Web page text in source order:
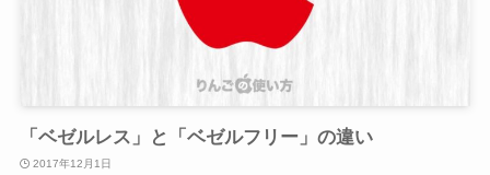
「ベゼルレス」と「ベゼルフリー」の違い
2017年12月1日